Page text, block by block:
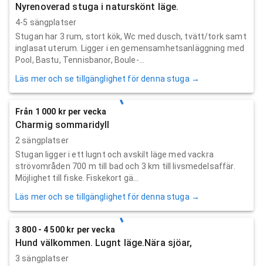
Nyrenoverad stuga i naturskönt läge.
4-5 sängplatser
Stugan har 3 rum, stort kök, Wc med dusch, tvätt/tork samt
inglasat uterum. Ligger i en gemensamhetsanläggning med
Pool, Bastu, Tennisbanor, Boule-...
Läs mer och se tillgänglighet för denna stuga →
Från 1 000 kr per vecka
Charmig sommaridyll
2 sängplatser
Stugan ligger i ett lugnt och avskilt läge med vackra
strövområden 700 m till bad och 3 km till livsmedelsaffär.
Möjlighet till fiske. Fiskekort gä...
Läs mer och se tillgänglighet för denna stuga →
3 800 - 4 500 kr per vecka
Hund välkommen. Lugnt läge.Nära sjöar,
3 sängplatser